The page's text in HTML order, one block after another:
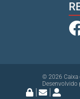
© 2026 Caixa
Desenvolvido